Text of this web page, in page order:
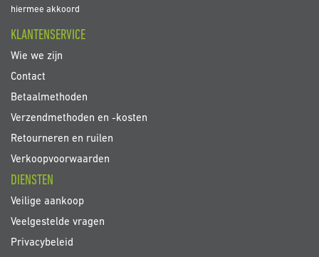
onze
hiermee akkoord
KLANTENSERVICE
Wie we zijn
Contact
Betaalmethoden
Verzendmethoden en -kosten
Retourneren en ruilen
Verkoopvoorwaarden
DIENSTEN
Veilige aankoop
Veelgestelde vragen
Privacybeleid